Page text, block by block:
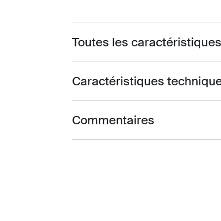
Toggle features
Toutes les caractéristiques
Toggle techspec
Caractéristiques
Toggle overview
Commentaires